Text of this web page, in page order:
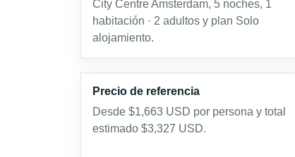
City Centre Amsterdam, 5 noches, 1
habitación · 2 adultos y plan Solo
alojamiento.
Precio de referencia
Desde $1,663 USD por persona y total
estimado $3,327 USD.